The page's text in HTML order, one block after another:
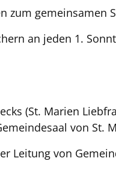
zum gemeinsamen
an jeden 1.
(St. Marien
von St.
Leitung von